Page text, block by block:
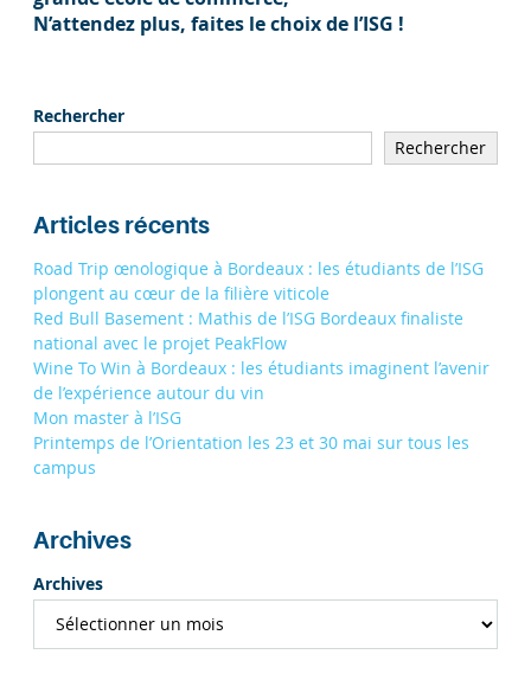
N’attendez plus, faites le choix de l’ISG !
Rechercher
Rechercher
Articles récents
Road Trip œnologique à Bordeaux : les étudiants de l’ISG
plongent au cœur de la filière viticole
Red Bull Basement : Mathis de l’ISG Bordeaux finaliste
national avec le projet PeakFlow
Wine To Win à Bordeaux : les étudiants imaginent l’avenir
de l’expérience autour du vin
Mon master à l’ISG
Printemps de l’Orientation les 23 et 30 mai sur tous les
campus
Archives
Archives